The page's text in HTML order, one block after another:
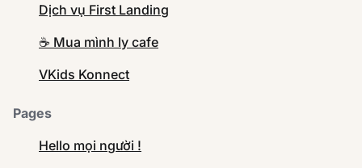
Dịch vụ First Landing
☕️ Mua mình ly cafe
VKids Konnect
Pages
Hello mọi người !